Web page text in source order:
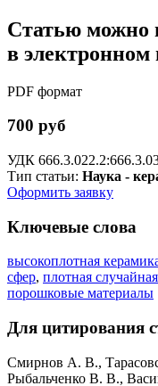
Статью можно
в электронном
PDF формат
700 руб
УДК
Тип статьи: Наука -
Оформить заявку
Ключевые слова
высокоплотная
сфер, плотная
порошковые материалы
Для цитирования
Смирнов А. В., Тарасовский В. П., Пономарёв С. Г.,
Рыбальченко В. В., Васин А. А.